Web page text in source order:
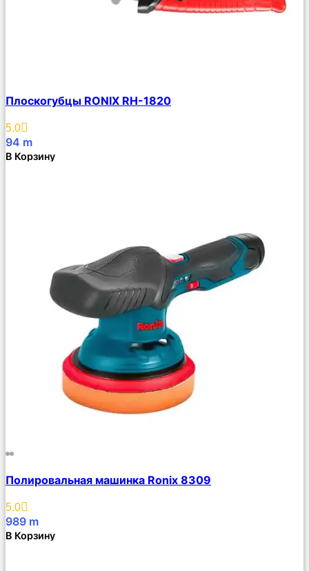
Описание
Избранное
Плоскогубцы RONIX RH-1820
5.0
94 m
В Корзину
Описание
Избранное
Полировальная машинка Ronix 8309
5.0
989 m
В Корзину